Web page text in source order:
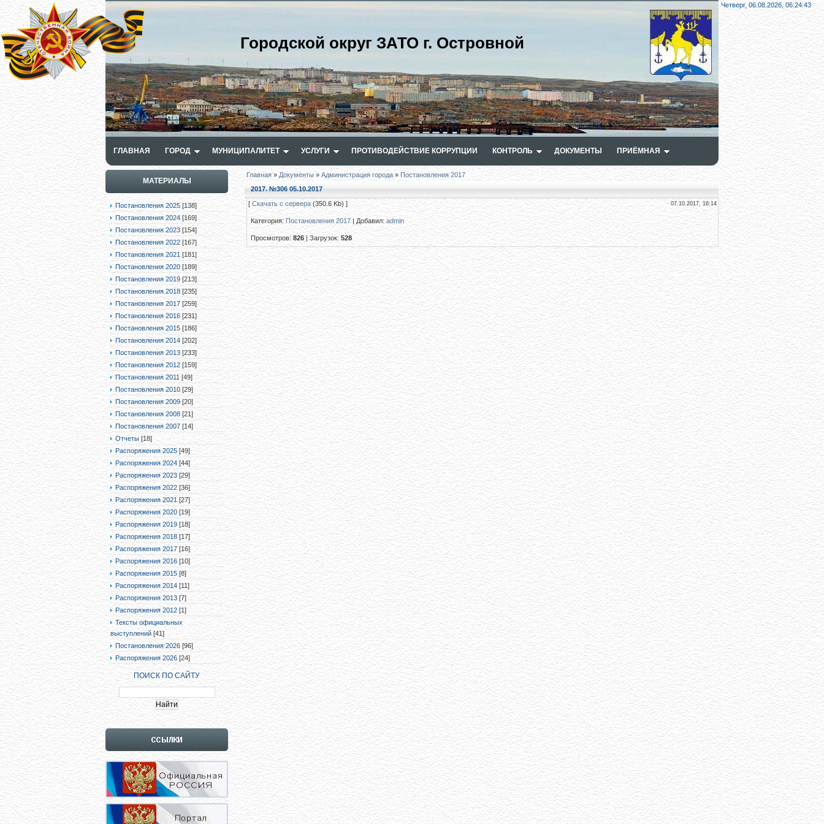
Четверг, 06.08.2026,06:24:43
Городской округ ЗАТО г. Островной
ГЛАВНАЯ ГОРОД МУНИЦИПАЛИТЕТ УСЛУГИ ПРОТИВОДЕЙСТВИЕ КОРРУПЦИИ КОНТРОЛЬ ДОКУМЕНТЫ ПРИЁМНАЯ
МАТЕРИАЛЫ
Постановления 2025 [138]
Постановления 2024 [169]
Постановления 2023 [154]
Постановления 2022 [167]
Постановления 2021 [181]
Постановления 2020 [189]
Постановления 2019 [213]
Постановления 2018 [235]
Постановления 2017 [259]
Постановления 2016 [231]
Постановления 2015 [186]
Постановления 2014 [202]
Постановления 2013 [233]
Постановления 2012 [159]
Постановления 2011 [49]
Постановления 2010 [29]
Постановления 2009 [20]
Постановления 2008 [21]
Постановления 2007 [14]
Отчеты [18]
Распоряжения 2025 [49]
Распоряжения 2024 [44]
Распоряжения 2023 [29]
Распоряжения 2022 [36]
Распоряжения 2021 [27]
Распоряжения 2020 [19]
Распоряжения 2019 [18]
Распоряжения 2018 [17]
Распоряжения 2017 [16]
Распоряжения 2016 [10]
Распоряжения 2015 [8]
Распоряжения 2014 [11]
Распоряжения 2013 [7]
Распоряжения 2012 [1]
Тексты официальных
выступлений [41]
Постановления 2026 [96]
Распоряжения 2026 [24]
ПОИСК ПО САЙТУ
Главная »Документы »Администрация города» Постановления 2017
2017. №306 05.10.2017
[ Скачать с сервера(350.6 Kb) ] 07.10.2017, 16:14
Категория:Постановления 2017 |Добавил:admin
Просмотров:826 |Загрузок: 528